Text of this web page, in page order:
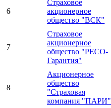
6
Страховое
акционерное
общество "ВСК"
7
Страховое
акционерное
общество "РЕСО-
Гарантия"
8
Акционерное
общество
"Страховая
компания "ПАРИ"